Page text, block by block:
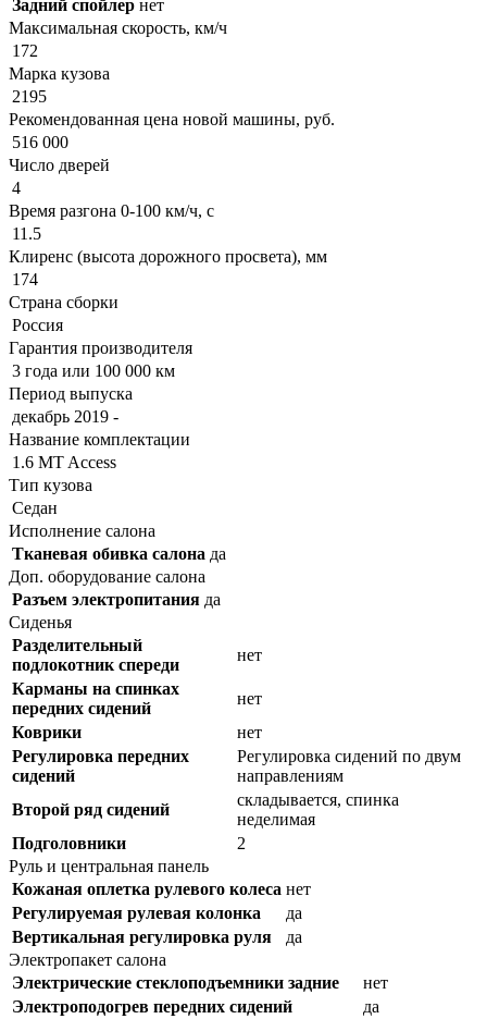
Задний спойлер нет
Максимальная скорость, км/ч
172
Марка кузова
2195
Рекомендованная цена новой машины, руб.
516 000
Число дверей
4
Время разгона 0-100 км/ч, с
11.5
Клиренс (высота дорожного просвета), мм
174
Страна сборки
Россия
Гарантия производителя
3 года или 100 000 км
Период выпуска
декабрь 2019 -
Название комплектации
1.6 MT Access
Тип кузова
Седан
Исполнение салона
Тканевая обивка салона да
Доп. оборудование салона
Разъем электропитания да
Сиденья
Разделительный
подлокотник спереди
нет
Карманы на спинках
передних сидений
нет
Коврики
нет
Регулировка передних
сидений
Регулировка сидений по двум
направлениям
Второй ряд сидений
складывается, спинка
неделимая
Подголовники
2
Руль и центральная панель
Кожаная оплетка рулевого колеса нет
Регулируемая рулевая колонка
да
Вертикальная регулировка руля
да
Электропакет салона
Электрические стеклоподъемники задние
нет
Электроподогрев передних сидений
да